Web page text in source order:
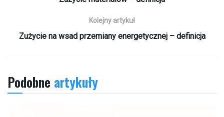
Kolejny artykuł
Zużycie na wsad przemiany energetycznej – definicja
Podobne artykuły